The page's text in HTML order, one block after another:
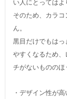
い人にとってはよ
そのため、カラ
ん。
黒目だけでもはっ
やすくなるため
チがないもののほ
・デザイン性が高